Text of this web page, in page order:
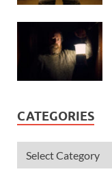
CATEGORIES